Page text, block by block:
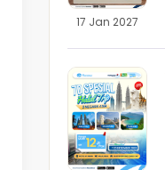
17 Jan 2027